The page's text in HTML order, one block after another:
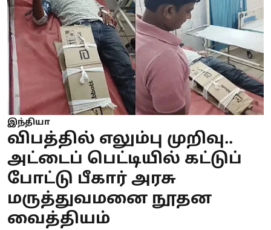
இந்தியா
விபத்தில் எலும்பு முறிவு..
அட்டைப் பெட்டியில் கட்டுப்
போட்டு பீகார் அரசு
மருத்துவமனை நூதன
வைத்தியம்